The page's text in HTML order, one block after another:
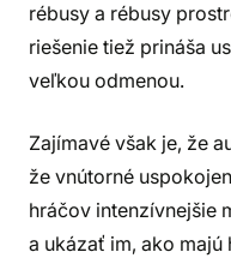
rébusy a rébusy
riešenie tiež prináša
veľkou odmenou.
Zajímavé však je, že
že vnútorné
hráčov intenzívnejšie
a ukázať im, ako majú